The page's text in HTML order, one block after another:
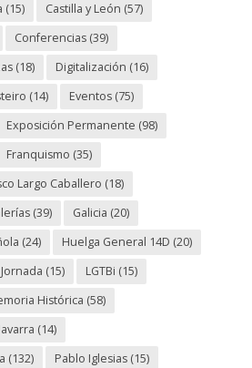
(15) Castilla y León (57)
Conferencias(39)
(18) Digitalización (16)
(14) Eventos(75)
Exposición Permanente (98)
Franquismo (35)
Largo Caballero (18)
(39) Galicia (20)
(24) Huelga General 14D (20)
Jornada (15) LGTBi (15)
Histórica (58)
(14)
(132) Pablo Iglesias(15)